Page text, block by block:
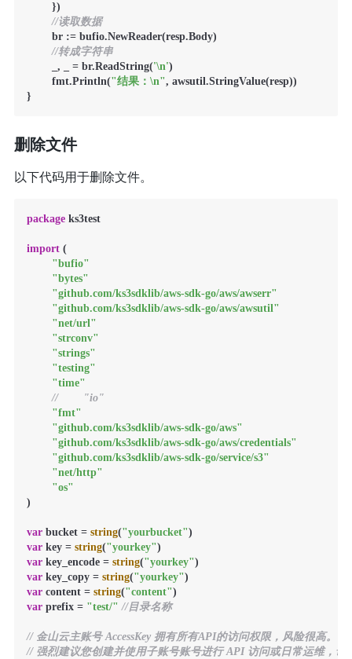
        })
//读取数据
        br := bufio.NewReader(resp.Body)
//转成字符串
        _, _ = br.ReadString(
'\n')
        fmt.Println(
"结果：\n", awsutil.StringValue(resp))
删除文件
以下代码用于删除文件。
package ks3test
import (
"bufio"
"bytes"
"github.com/ks3sdklib/aws-sdk-go/aws/awserr"
"github.com/ks3sdklib/aws-sdk-go/aws/awsutil"
"net/url"
"strconv"
"strings"
"testing"
"time"
//        "io"
"fmt"
"github.com/ks3sdklib/aws-sdk-go/aws"
"github.com/ks3sdklib/aws-sdk-go/aws/credentials"
"github.com/ks3sdklib/aws-sdk-go/service/s3"
"net/http"
"os"
)
var bucket = string("yourbucket"
var key = string("yourkey"
var key_encode = string("yourkey"
var key_copy = string("yourkey"
var content = string("content"
var prefix = "test/" //目录名称
// 金山云主账号 AccessKey 拥有所有API的访问权限，风险很高。
// 强烈建议您创建并使用子账号账号进行 API 访问或日常运维，请